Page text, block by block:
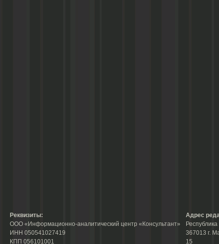
Реквизиты:
ООО «Информационно-аналитический центр «Консультант»
ИНН 050541027419
КПП 056101001
Адрес
367013 г.
15